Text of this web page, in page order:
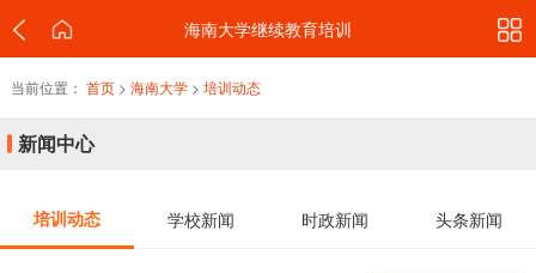
海南大学继续教育培训
当前位置： 首页> 海南大学> 培训动态
新闻中心
培训动态 学校新闻 时政新闻 头条新闻